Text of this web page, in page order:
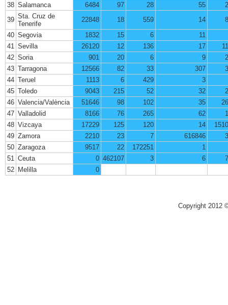
38 Salamanca 6484 97 28 55
39 Sta. Cruz de
Tenerife
22848 18 559 14
40 Segovia 1832 15 6
11
41 Sevilla 26120 12 136 17
42 Soria 901 20 6 9
43 Tarragona 12566 82 33 307
44 Teruel 1113 6 429
3
45 Toledo 9043 215 52 32
46 Valencia/València 51646 98 102 35
47 Valladolid 8166 76 265 62
48 Vizcaya 17229 125 120 14
49 Zamora 2210 23 7 616846
50 Zaragoza 9517 22 172251
1
51 Ceuta 0 462107 3 6
52 Melilla 0
Copyright 2012